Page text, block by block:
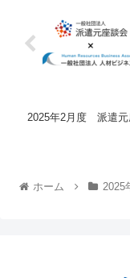
2025年2月度 派遣元
ホーム 2025